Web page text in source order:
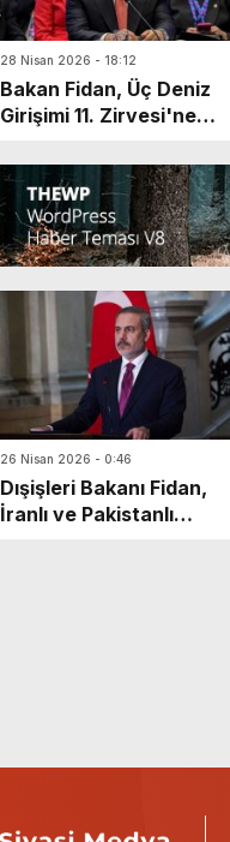
28 Nisan 2026 - 18:12
Bakan Fidan, Üç Deniz
Girişimi 11. Zirvesi'ne
26 Nisan 2026 - 0:46
Dışişleri Bakanı Fidan,
İranlı ve Pakistanlı